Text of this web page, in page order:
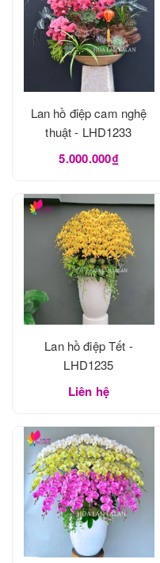
Lan hồ điệp cam nghệ
thuật - LHD1233
5.000.000₫
Lan hồ điệp Tết -
LHD1235
Liên hệ